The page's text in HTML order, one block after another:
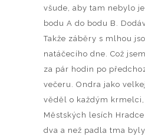
všude, aby tam nebylo
bodu A do bodu B.
Takže záběry s mlhou
natáčecího dne. Což
za pár hodin po
večeru. Ondra jako
věděl o každým krmelci,
Městských lesích
dva a než padla tma